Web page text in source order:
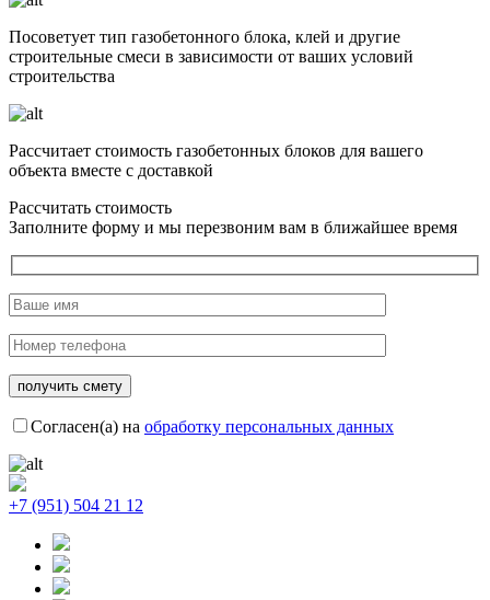
Посоветует тип газобетонного блока, клей и другие
строительные смеси в зависимости от ваших условий
строительства
Рассчитает стоимость газобетонных блоков для вашего
объекта вместе с доставкой
Рассчитать стоимость
Заполните форму и мы перезвоним вам в ближайшее время
Согласен(а) на обработку персональных данных
+7 (951) 504 21 12